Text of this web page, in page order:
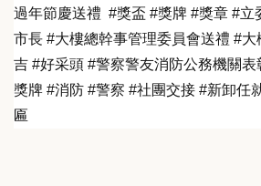
過年節慶送禮 #獎盃 #獎牌 #獎章 #立
市長 #大樓總幹事管理委員會送禮 #
吉 #好采頭 #警察警友消防公務機關
獎牌 #消防 #警察 #社團交接 #新卸任
匾